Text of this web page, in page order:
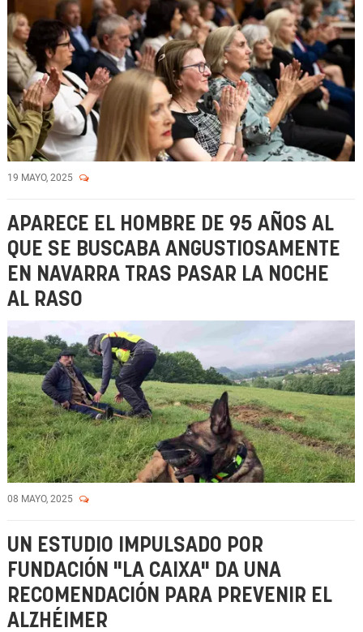
19 MAYO, 2025
APARECE EL HOMBRE DE 95 AÑOS AL
QUE SE BUSCABA ANGUSTIOSAMENTE
EN NAVARRA TRAS PASAR LA NOCHE
AL RASO
08 MAYO, 2025
UN ESTUDIO IMPULSADO POR
FUNDACIÓN "LA CAIXA" DA UNA
RECOMENDACIÓN PARA PREVENIR EL
ALZHÉIMER